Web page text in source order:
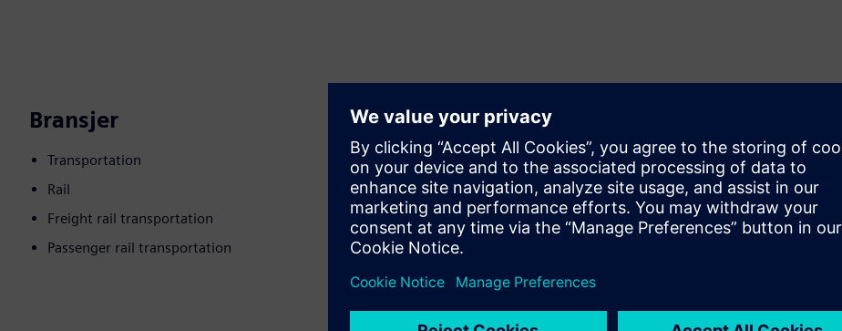
Bransjer
Transportation
Rail
Freight rail transportation
Passenger rail transportation
Bevegelse
Sell
Videresalg/samsalg av programvare og digitalt aktivert
HW på Siemens Xcelerator